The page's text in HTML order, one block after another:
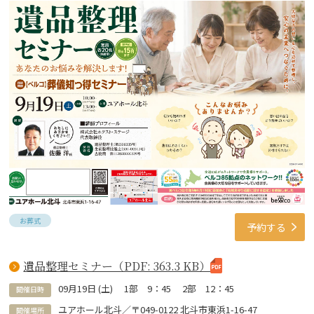
お葬式 予約する
遺品整理セミナー（PDF: 363.3 KB）
開催日時 09月19日 (土) 1部 9：45 2部 12：45
開催場所 ユアホール北斗／〒049-0122 北斗市東浜1-16-47